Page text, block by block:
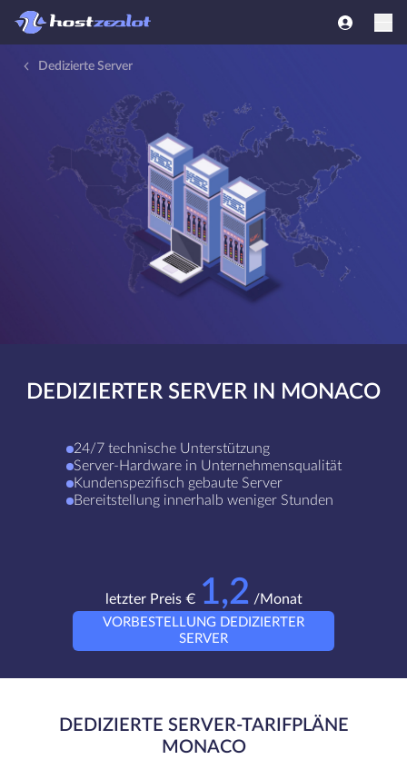
Dedizierte Server
DEDIZIERTER SERVER IN MONACO
24/7 technische Unterstützung
Server-Hardware in Unternehmensqualität
Kundenspezifisch gebaute Server
Bereitstellung innerhalb weniger Stunden
letzter Preis € 1,2 /Monat
VORBESTELLUNG DEDIZIERTER
SERVER
DEDIZIERTE SERVER-TARIFPLÄNE
MONACO